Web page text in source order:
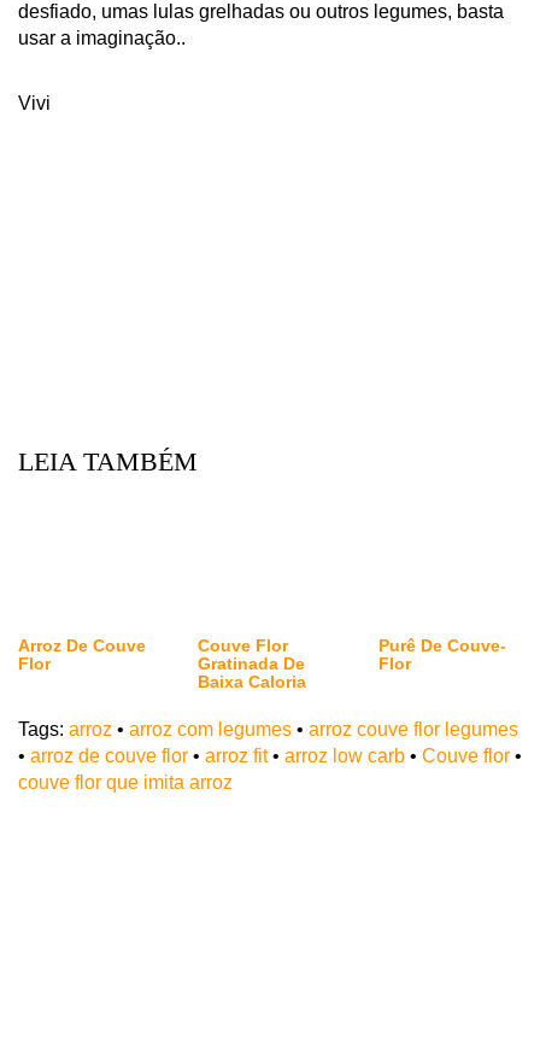
desfiado, umas lulas grelhadas ou outros legumes, basta
usar a imaginação..
Vivi
LEIA TAMBÉM
Arroz De Couve
Flor
Couve Flor
Gratinada De
Baixa Caloria
Purê De Couve-
Flor
Tags: arroz • arroz com legumes • arroz couve flor legumes
• arroz de couve flor • arroz fit• arroz low carb • Couve flor •
couve flor que imita arroz